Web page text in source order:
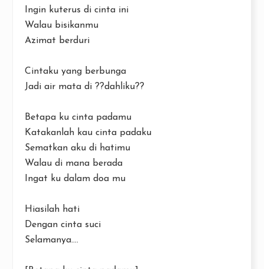
Ingin kuterus di cinta ini
Walau bisikanmu
Azimat berduri
Cintaku yang berbunga
Jadi air mata di ??dahliku??
Betapa ku cinta padamu
Katakanlah kau cinta padaku
Sematkan aku di hatimu
Walau di mana berada
Ingat ku dalam doa mu
Hiasilah hati
Dengan cinta suci
Selamanya....